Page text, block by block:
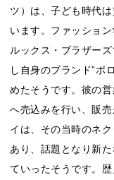
ツ）は、子ども時代
います。ファッショ
ルックス・ブラザー
し自身のブランド”ポ
めたそうです。彼の
へ売込みを行い、販
イは、その当時のネ
あり、話題となり新
ていったそうです。